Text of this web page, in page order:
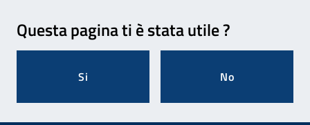
Questa pagina ti è stata utile ?
Si No